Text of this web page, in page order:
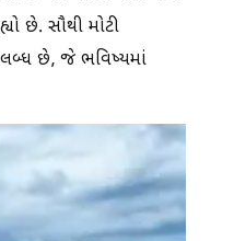
છે. સૌથી મોટી
છે, જે ભવિષ્યમાં